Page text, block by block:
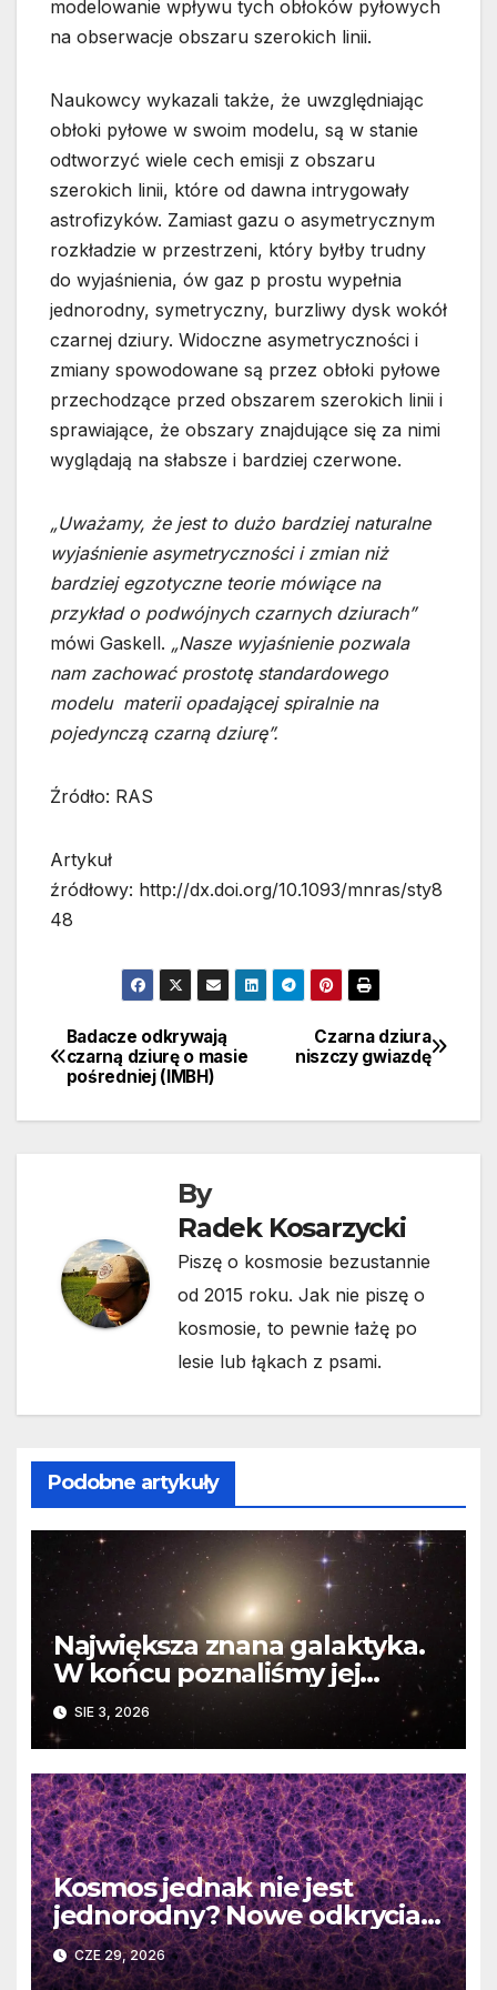
modelowanie wpływu tych obłoków pyłowych
na obserwacje obszaru szerokich linii.
Naukowcy wykazali także, że uwzględniając
obłoki pyłowe w swoim modelu, są w stanie
odtworzyć wiele cech emisji z obszaru
szerokich linii, które od dawna intrygowały
astrofizyków. Zamiast gazu o asymetrycznym
rozkładzie w przestrzeni, który byłby trudny
do wyjaśnienia, ów gaz p prostu wypełnia
jednorodny, symetryczny, burzliwy dysk wokół
czarnej dziury. Widoczne asymetryczności i
zmiany spowodowane są przez obłoki pyłowe
przechodzące przed obszarem szerokich linii i
sprawiające, że obszary znajdujące się za nimi
wyglądają na słabsze i bardziej czerwone.
„Uważamy, że jest to dużo bardziej naturalne
wyjaśnienie asymetryczności i zmian niż
bardziej egzotyczne teorie mówiące na
przykład o podwójnych czarnych dziurach”
mówi Gaskell. „Nasze wyjaśnienie pozwala
nam zachować prostotę standardowego
modelu materii opadającej spiralnie na
pojedynczą czarną dziurę”.
Źródło: RAS
Artykuł
źródłowy: http://dx.doi.org/10.1093/mnras/sty8
48
Nawigacja
wpisu
Czarna dziura
niszczy gwiazdę
Badacze odkrywają
czarną dziurę o masie
pośredniej (IMBH)
By
Radek Kosarzycki
Piszę o kosmosie bezustannie
od 2015 roku. Jak nie piszę o
kosmosie, to pewnie łażę po
lesie lub łąkach z psami.
Podobne artykuły
Największa znana galaktyka.
W końcu poznaliśmy jej
faktyczne wymiary
SIE 3, 2026
Kosmos jednak nie jest
jednorodny? Nowe odkrycia
DESI burzą fundamentalne
zasady kosmologii
CZE 29, 2026